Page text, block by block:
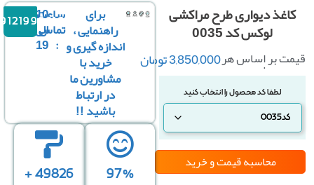
دیواری طرح مراکشی
لوکس کد 0035
بر اساس هر
رول : 3,850,000تومان
محاسبه قیمتو خرید
برای
راهنمایی ،
اندازه گیری و
خرید با
مشاورین ما
در ارتباط
باشید !!
ساعت
تماس
:
10
الی
19
09121996816
97%
49826 +